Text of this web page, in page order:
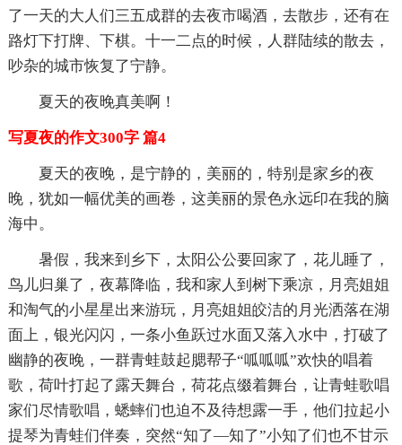
了一天的大人们三五成群的去夜市喝酒，去散步，还有在
路灯下打牌、下棋。十一二点的时候，人群陆续的散去，
吵杂的城市恢复了宁静。
夏天的夜晚真美啊！
写夏夜的作文300字 篇4
夏天的夜晚，是宁静的，美丽的，特别是家乡的夜
晚，犹如一幅优美的画卷，这美丽的景色永远印在我的脑
海中。
暑假，我来到乡下，太阳公公要回家了，花儿睡了，
鸟儿归巢了，夜幕降临，我和家人到树下乘凉，月亮姐姐
和淘气的小星星出来游玩，月亮姐姐皎洁的月光洒落在湖
面上，银光闪闪，一条小鱼跃过水面又落入水中，打破了
幽静的夜晚，一群青蛙鼓起腮帮子“呱呱呱”欢快的唱着
歌，荷叶打起了露天舞台，荷花点缀着舞台，让青蛙歌唱
家们尽情歌唱，蟋蟀们也迫不及待想露一手，他们拉起小
提琴为青蛙们伴奏，突然“知了—知了”小知了们也不甘示